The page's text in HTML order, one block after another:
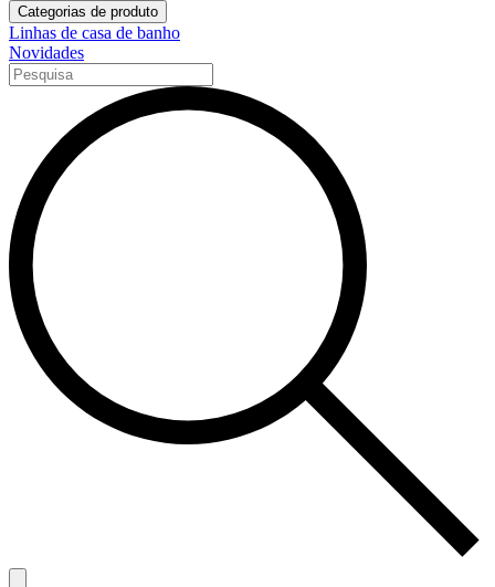
Categorias de produto
Linhas de casa de banho
Novidades